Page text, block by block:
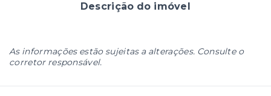
Descrição do imóvel
As informações estão sujeitas a alterações. Consulte o
corretor responsável.